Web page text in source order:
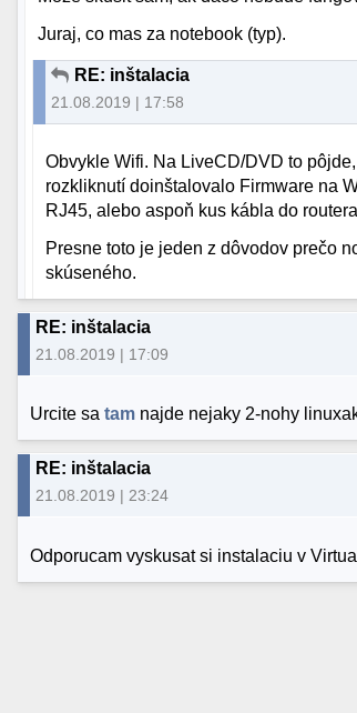
Juraj, co mas za notebook (typ).
RE: inštalacia
21.08.2019 | 17:58
Obvykle Wifi. Na LiveCD/DVD to
rozkliknutí doinštalovalo Firmware na
RJ45, alebo aspoň kus kábla do
Presne toto je jeden z dôvodov prečo
skúseného.
RE: inštalacia
21.08.2019 | 17:09
Urcite satam najde nejaky 2-nohy
RE: inštalacia
21.08.2019 | 23:24
Odporucam vyskusat si instalaciu v